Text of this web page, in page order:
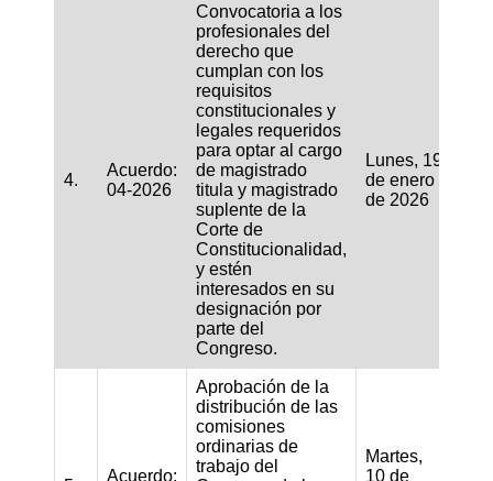
4.
Acuerdo:
04-2026
Convocatoria a los
profesionales del
derecho que
cumplan con los
requisitos
constitucionales y
legales requeridos
para optar al cargo
de magistrado
titula y magistrado
suplente de la
Corte de
Constitucionalidad,
y estén
interesados en su
designación por
parte del
Congreso.
Lunes, 19
de enero
de 2026
Acuerdo:
Aprobación de la
distribución de las
comisiones
ordinarias de
trabajo del
Martes,
10 de